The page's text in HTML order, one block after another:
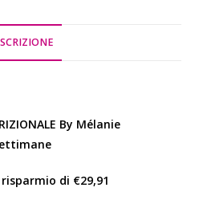
By Mélanie
di €29,91